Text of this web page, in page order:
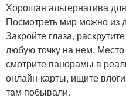
Хорошая альтернатива
Посмотреть мир можно из
Закройте глаза,
любую точку на нем.
смотрите панорамы в
онлайн-карты, ищите
там побывали.